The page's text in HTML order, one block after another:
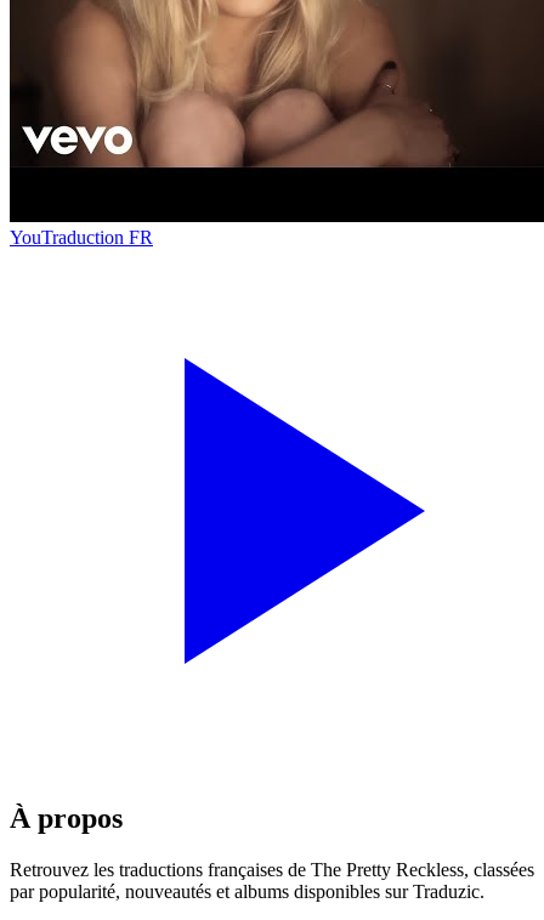
YouTraduction FR
À propos
Retrouvez les traductions françaises de The Pretty Reckless, classées
par popularité, nouveautés et albums disponibles sur Traduzic.